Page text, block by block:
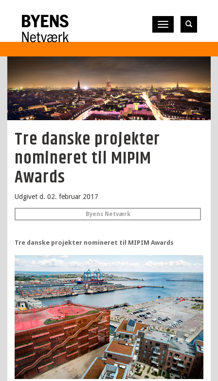
Vis
navigation
Tre danske projekter
nomineret til MIPIM
Awards
Udgivet d. 02. februar 2017
Byens Netværk
Tre danske projekter nomineret til MIPIM Awards